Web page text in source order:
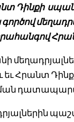
Դինքի
եւ Հրանտ